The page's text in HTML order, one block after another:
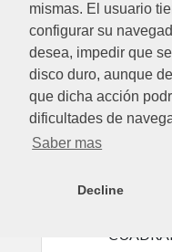
mismas. El usuario
configurar su
desea, impedir que
disco duro, aunque
que dicha acción
dificultades de
Saber mas
Decline
PALA RECOGEDOR
47, 5 CM
Disponible en tienda